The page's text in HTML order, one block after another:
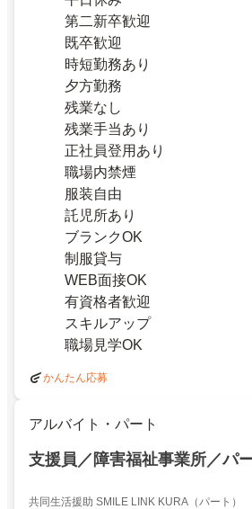
第二新卒歓迎
既卒歓迎
時短勤務あり
夕方勤務
残業なし
残業手当あり
正社員登用あり
職場内禁煙
服装自由
託児所あり
ブランクOK
制服貸与
WEB面接OK
有資格者歓迎
スキルアップ
職場見学OK
かんたん応募
アルバイト・パート
支援員／障害福祉事業所／パ
共同生活援助 SMILE LINK KURA（パート）